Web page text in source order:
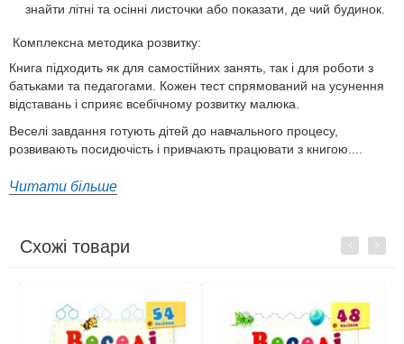
знайти літні та осінні листочки або показати, де чий будинок.
Комплексна методика розвитку:
Книга підходить як для самостійних занять, так і для роботи з
батьками та педагогами. Кожен тест спрямований на усунення
відставань і сприяє всебічному розвитку малюка.
Веселі завдання готують дітей до навчального процесу,
розвивають посидючість і привчають працювати з книгою....
Читати більше
Схожі товари Previous
Next